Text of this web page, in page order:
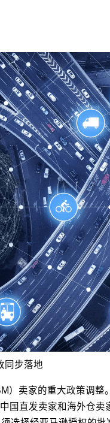
同步落地
）卖家的重大政策调
国直发卖家和海外仓